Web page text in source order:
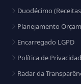
Duodécimo
Planejamento
Encarregado LGPD
Política de
Radar da